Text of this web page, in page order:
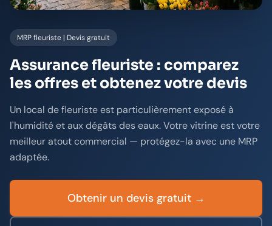
MRP fleuriste | Devis gratuit
Assurance fleuriste : comparez
les offres et obtenez votre devis
Un local de fleuriste est particulièrement exposé à
l'humidité et aux dégâts des eaux. Votre vitrine est votre
meilleur atout commercial — protégez-la avec une MRP
adaptée.
Obtenir un devis gratuit →